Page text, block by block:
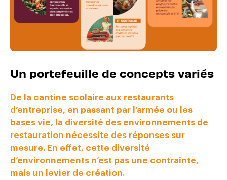
Un portefeuille de concepts variés
De la cantine scolaire aux restaurants
d’entreprise, en passant par l’armée ou les
bases vie, la diversité des environnements de
restauration nécessite des réponses sur
mesure. En effet, cette diversité
d’environnements n’est pas une contrainte,
mais un levier de création.